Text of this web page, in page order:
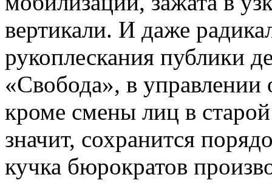
вертикали. И даже
рукоплескания публики
«Свобода», в
кроме смены лиц в
значит, сохранится
кучка бюрократов